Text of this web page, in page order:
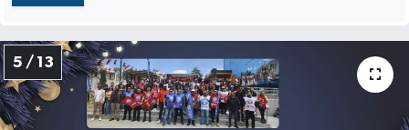
5 / 13